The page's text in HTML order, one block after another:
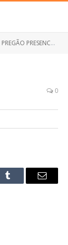
PREGÃO PRESENCIAL Nº 008/2020 (CONTRATAÇÃO DE PESSOA JURÍDICA PARA AQUISIÇÃO DE COMBUSTÍVEL)
0
Tumblr
E-